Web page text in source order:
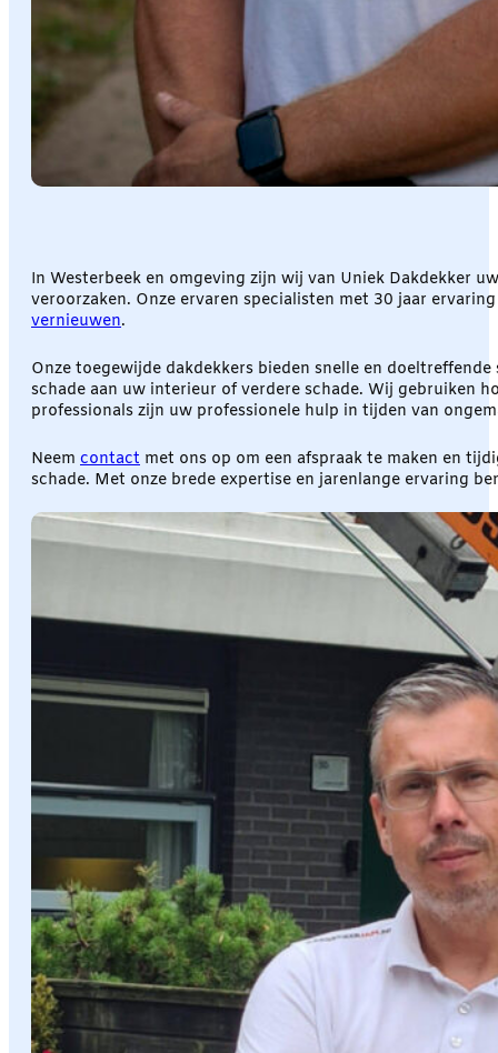
In Westerbeek en omgeving zijn wij van Uniek Dakdekker
veroorzaken. Onze ervaren specialisten met 30 jaar
vernieuwen.
Onze toegewijde dakdekkers bieden snelle en
schade aan uw interieur of verdere schade. Wij gebruiken
professionals zijn uw professionele hulp in tijden van
Neem contact met ons op om een afspraak te maken en
schade. Met onze brede expertise en jarenlange ervaring